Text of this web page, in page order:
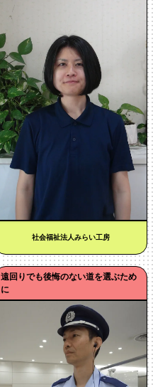
社会福祉法人みらい工房
遠回りでも後悔のない道を選ぶため
に